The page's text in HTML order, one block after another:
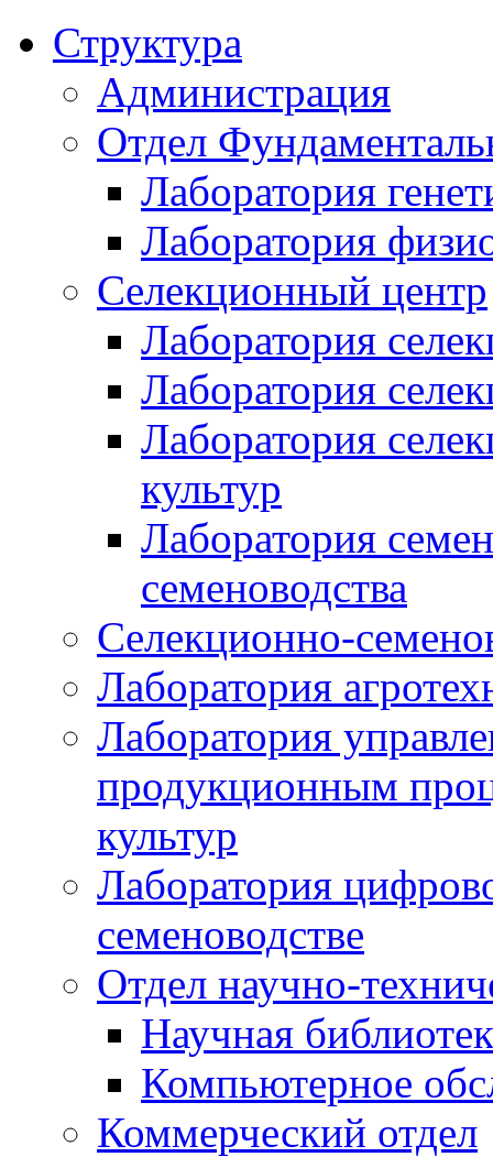
Структура
Администрация
Отдел
Лаборатория
Лаборатория
Селекционный центр
Лаборатория
Лаборатория
Лаборатория
культур
Лаборатория
семеноводства
Селекционно-
Лаборатория
Лаборатория
продукционным
культур
Лаборатория
семеноводстве
Отдел научно-
Научная
Компьютерное
Коммерческий отдел